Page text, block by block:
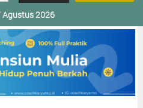
2026